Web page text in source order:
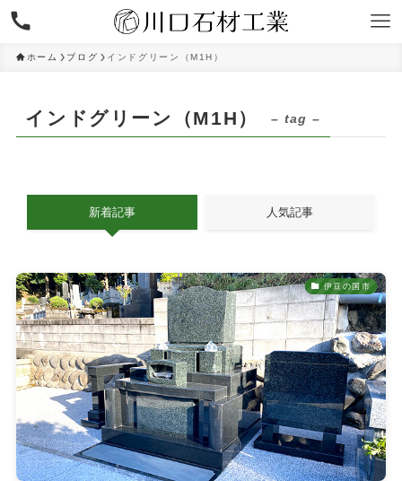
ホーム ブログ インドグリーン（M1H）
インドグリーン（M1H） – tag –
新着記事 人気記事
伊豆の国市